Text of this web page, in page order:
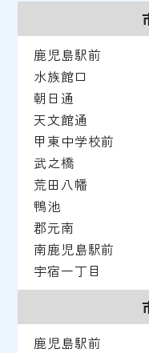
鹿児島駅前
水族館口
朝日通
天文館通
甲東中学校前
武之橋
荒田八幡
鴨池
郡元南
南鹿児島駅前
宇宿一丁目
鹿児島駅前